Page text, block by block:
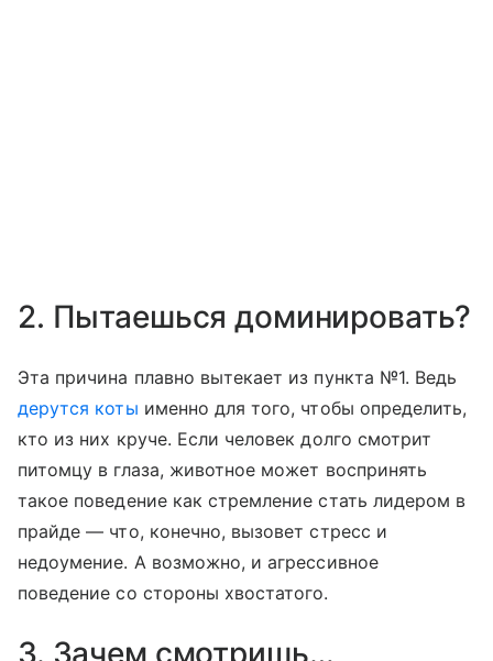
2. Пытаешься доминировать?
Эта причина плавно вытекает из пункта №1. Ведь
дерутся коты именно для того, чтобы определить,
кто из них круче. Если человек долго смотрит
питомцу в глаза, животное может воспринять
такое поведение как стремление стать лидером в
прайде — что, конечно, вызовет стресс и
недоумение. А возможно, и агрессивное
поведение со стороны хвостатого.
3. Зачем смотришь…